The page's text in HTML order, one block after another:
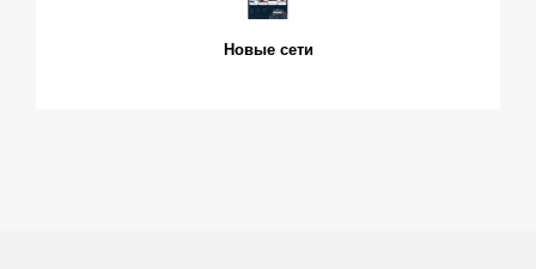
Новые сети